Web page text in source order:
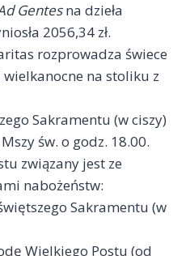
Gentesna dzieła
2056,34 zł.
rozprowadza świece
na stoliku z
Sakramentu (w ciszy)
św. o godz. 18.00.
związany jest ze
nabożeństw:
Sakramentu (w
Wielkiego Postu (od